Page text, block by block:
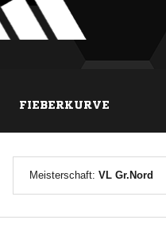
FIEBERKURVE
Meisterschaft: VL Gr.Nord